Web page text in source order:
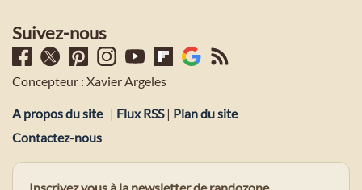
Suivez-nous
Concepteur : Xavier Argeles
A propos du site | Flux RSS| Plan du site
Contactez-nous